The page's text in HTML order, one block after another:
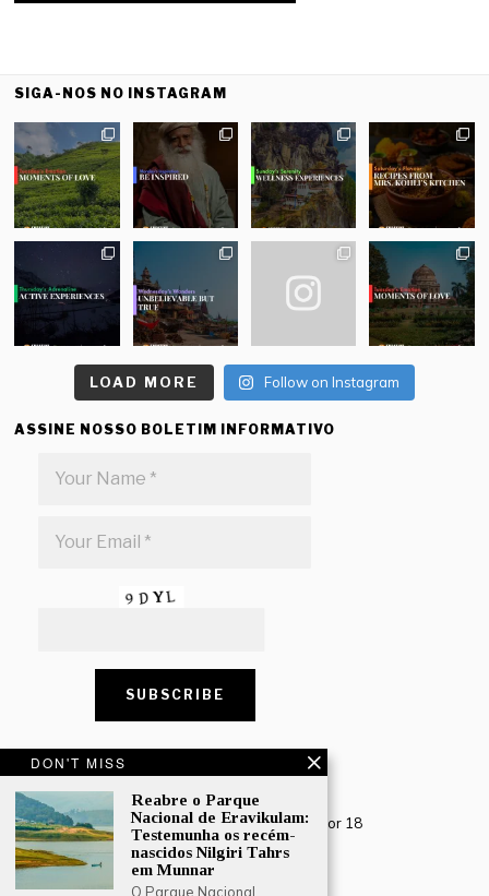
SIGA-NOS NO INSTAGRAM
LOAD MORE Follow on Instagram
ASSINE NOSSO BOLETIM INFORMATIVO
CONTACT US
Creative Travel Pvt. Ltd.
Creative Plaza, 283 Udyog Vihar Phase 2, Sector 18
Gurugram, Haryana – 122016, India
DON'T MISS
Reabre o Parque
Nacional de Eravikulam:
Testemunha os recém-
nascidos Nilgiri Tahrs
em Munnar
O Parque Nacional